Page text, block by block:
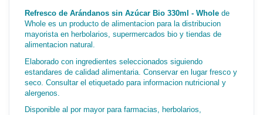
Refresco de Arándanos sin Azúcar Bio 330ml - Whole de
Whole es un producto de alimentacion para la distribucion
mayorista en herbolarios, supermercados bio y tiendas de
alimentacion natural.
Elaborado con ingredientes seleccionados siguiendo
estandares de calidad alimentaria. Conservar en lugar fresco y
seco. Consultar el etiquetado para informacion nutricional y
alergenos.
Disponible al por mayor para farmacias, herbolarios,